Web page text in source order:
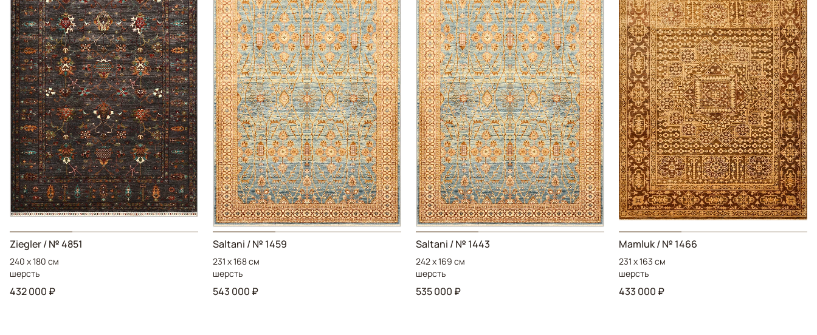
Ziegler / № 4851
240 x 180 см
шерсть
432 000 ₽
Saltani / № 1459
231 x 168 см
шерсть
543 000 ₽
Saltani / № 1443
242 x 169 см
шерсть
535 000 ₽
Mamluk / № 1466
231 x 163 см
шерсть
433 000 ₽